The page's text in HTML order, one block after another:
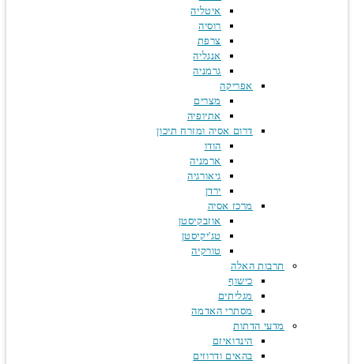
איטליה
רוסיה
צרפת
אנגליה
גרמניה
אפריקה
מצרים
אתיופיה
דרום אסיה ומזרח תיכון
הודו
ארמניה
גיאורגיה
ירדן
מרכז אסיה
אוזבקיסטן
טג'יקיסטן
טורקיה
תרבות האלה
כישוף
מגליתים
מסתרי האדמה
מדעי הדתות
הינדואיזם
בהאים ודרוזים